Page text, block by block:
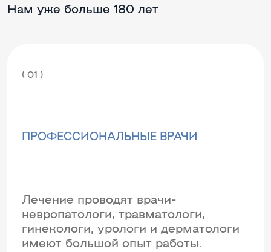
Нам уже больше 180 лет
( 01 )
ПРОФЕССИОНАЛЬНЫЕ ВРАЧИ
Лечение проводят врачи-
невропатологи, травматологи,
гинекологи, урологи и дерматологи
имеют большой опыт работы.